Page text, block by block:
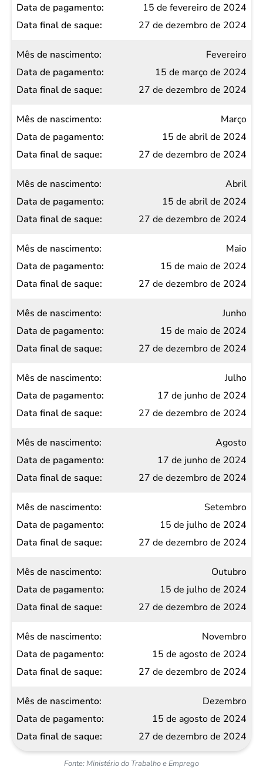
Fonte: Ministério do Trabalho e Emprego
nascimento
Data de
Data
final
de
saque
15 de fevereiro de 2024
27 de dezembro de 2024
Fevereiro
15 de março de 2024
27 de dezembro de 2024
Março
15 de abril de 2024
27 de dezembro de 2024
Abril
15 de abril de 2024
27 de dezembro de 2024
Maio
15 de maio de 2024
27 de dezembro de 2024
Junho
15 de maio de 2024
27 de dezembro de 2024
Julho
17 de junho de 2024
27 de dezembro de 2024
Agosto
17 de junho de 2024
27 de dezembro de 2024
Setembro
15 de julho de 2024
27 de dezembro de 2024
Outubro
15 de julho de 2024
27 de dezembro de 2024
Novembro
15 de agosto de 2024
27 de dezembro de 2024
Dezembro
15 de agosto de 2024
27 de dezembro de 2024